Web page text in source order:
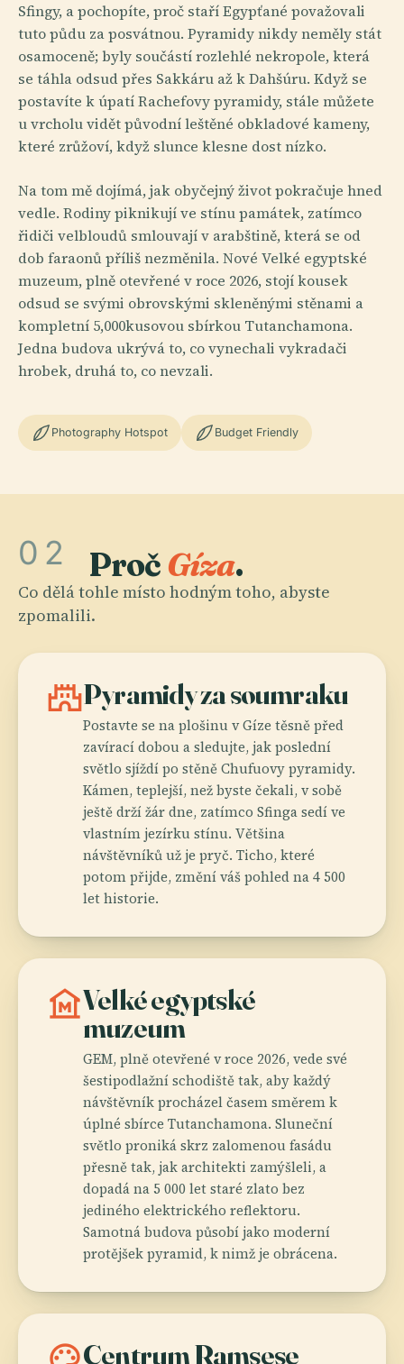
Sfingy, a pochopíte, proč staří Egypťané považovali
tuto půdu za posvátnou. Pyramidy nikdy neměly stát
osamoceně; byly součástí rozlehlé nekropole, která
se táhla odsud přes Sakkáru až k Dahšúru. Když se
postavíte k úpatí Rachefovy pyramidy, stále můžete
u vrcholu vidět původní leštěné obkladové kameny,
které zrůžoví, když slunce klesne dost nízko.
Na tom mě dojímá, jak obyčejný život pokračuje hned
vedle. Rodiny piknikují ve stínu památek, zatímco
řidiči velbloudů smlouvají v arabštině, která se od
dob faraonů příliš nezměnila. Nové Velké egyptské
muzeum, plně otevřené v roce 2026, stojí kousek
odsud se svými obrovskými skleněnými stěnami a
kompletní 5,000kusovou sbírkou Tutanchamona.
Jedna budova ukrývá to, co vynechali vykradači
hrobek, druhá to, co nevzali.
Photography Hotspot Budget Friendly
02 Proč Gíza.
Co dělá tohle místo hodným toho, abyste
zpomalili.
castlePyramidy za soumraku
Postavte se na plošinu v Gíze těsně před
zavírací dobou a sledujte, jak poslední
světlo sjíždí po stěně Chufuovy pyramidy.
Kámen, teplejší, než byste čekali, v sobě
ještě drží žár dne, zatímco Sfinga sedí ve
vlastním jezírku stínu. Většina
návštěvníků už je pryč. Ticho, které
potom přijde, změní váš pohled na 4 500
let historie.
museumVelké egyptské
muzeum
GEM, plně otevřené v roce 2026, vede své
šestipodlažní schodiště tak, aby každý
návštěvník procházel časem směrem k
úplné sbírce Tutanchamona. Sluneční
světlo proniká skrz zalomenou fasádu
přesně tak, jak architekti zamýšleli, a
dopadá na 5 000 let staré zlato bez
jediného elektrického reflektoru.
Samotná budova působí jako moderní
protějšek pyramid, k nimž je obrácena.
Centrum Ramsese